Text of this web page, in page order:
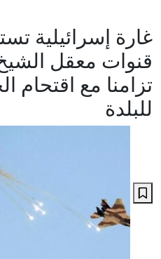
غارة إسرائيلية
قنوات معقل
تزامنا مع
للبلدة